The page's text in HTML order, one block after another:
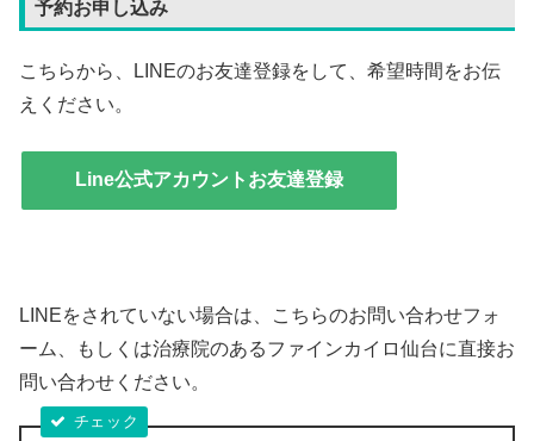
予約お申し込み
こちらから、LINEのお友達登録をして、希望時間をお伝
えください。
Line公式アカウントお友達登録
LINEをされていない場合は、こちらのお問い合わせフォ
ーム、もしくは治療院のあるファインカイロ仙台に直接お
問い合わせください。